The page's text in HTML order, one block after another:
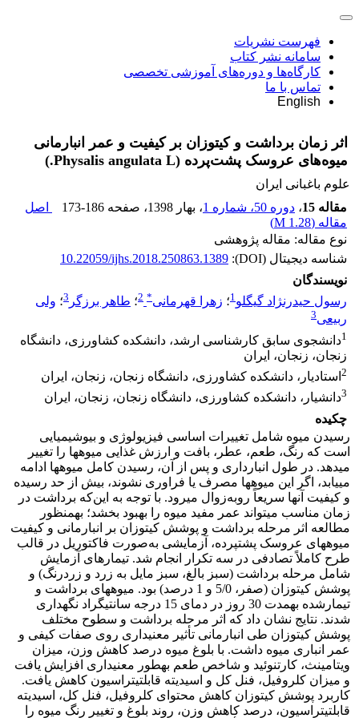
فهرست نشریات
سامانه نشر کتاب
کارگاه‌ها و دوره‌های آموزشی تخصصی
تماس با ما
English
اثر زمان برداشت و کیتوزان بر کیفیت و عمر انبارمانی
میوه‌های عروسک پشت‌پرده (Physalis angulata L.)
علوم باغبانی ایران
مقاله 15
، دوره 50، شماره 1 ، بهار 1398 ، صفحه 173-186
اصل
مقاله (1.28 M
)
نوع مقاله: مقاله پژوهشی
شناسه دیجیتال (DOI):
10.22059/ijhs.2018.250863.1389
نویسندگان
رسول حیدرنژاد گیگلو1؛ زهرا قهرمانی*
2؛ طاهر برزگر 3؛ ولی
ربیعی3
1دانشجوی سابق کارشناسی ارشد، دانشکده کشاورزی، دانشگاه
زنجان، زنجان، ایران
2 استادیار، دانشکده کشاورزی، دانشگاه زنجان، زنجان، ایران
3دانشیار، دانشکده کشاورزی، دانشگاه زنجان، زنجان، ایران
چکیده
رسیدن میوه شامل تغییرات اساسی فیزیولوژی و بیوشیمیایی
است که رنگ، طعم، عطر، بافت و ارزش غذایی میوه­ها را تغییر
می­دهد. در طول انبارداری و پس ‌از آن، رسیدن کامل میوه­ها ادامه
می­یابد، اگر این میوه­ها مصرف یا فراوری نشوند، بیش ‌از حد رسیده
و کیفیت آنها سریعاً روبه‌زوال می­رود. با توجه به این‌که برداشت در
زمان مناسب می­تواند عمر مفید میوه را بهبود بخشد؛ به­منظور
مطالعه اثر مرحله برداشت و پوشش کیتوزان بر انبارمانی و کیفیت
میوه­های عروسک پشت­پرده، آزمایشی به‌صورت فاکتوریل در قالب
طرح کاملاً تصادفی در سه تکرار انجام شد. تیمارهای آزمایش
شامل مرحله برداشت (سبز بالغ، سبز مایل به زرد و زردرنگ) و
پوشش کیتوزان (صفر، 5/0 و 1 درصد) بود. میوه­های برداشت و
تیمار­شده به­مدت 30 روز در دمای 15 درجه سانتی­گراد نگهداری
شدند. نتایج نشان داد که اثر مرحله برداشت و سطوح مختلف
پوشش کیتوزان طی انبارمانی تأثیر معنی­داری روی صفات کیفی و
عمر انباری میوه داشت. با بلوغ میوه درصد کاهش وزن، میزان
ویتامین­ث، کارتنوئید و شاخص طعم به­طور معنی­داری افزایش یافت
و میزان کلروفیل، فنل کل و اسیدیته قابل­تیتراسیون کاهش یافت.
کاربرد پوشش­ کیتوزان کاهش محتوای کلروفیل، فنل کل، اسیدیته
قابل­تیتراسیون، درصد کاهش وزن، روند بلوغ و تغییر رنگ میوه را